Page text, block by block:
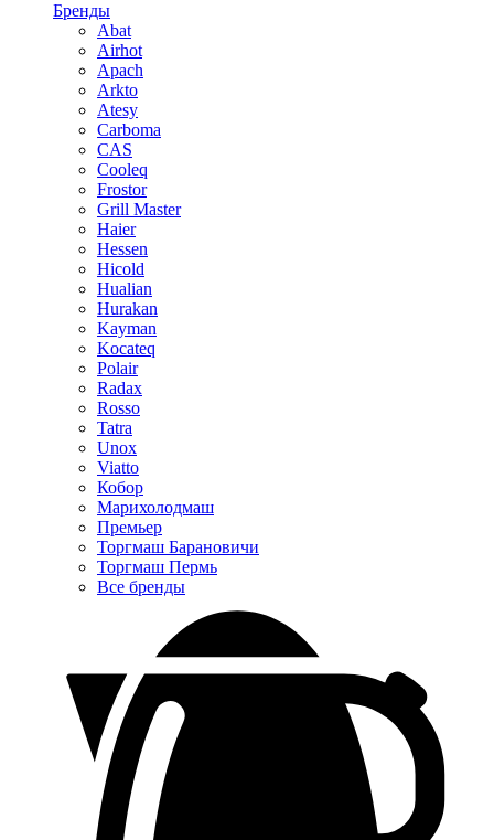
Бренды
Abat
Airhot
Apach
Arkto
Atesy
Carboma
CAS
Cooleq
Frostor
Grill Master
Haier
Hessen
Hicold
Hualian
Hurakan
Kayman
Kocateq
Polair
Radax
Rosso
Tatra
Unox
Viatto
Кобор
Марихолодмаш
Премьер
Торгмаш Барановичи
Торгмаш Пермь
Все бренды